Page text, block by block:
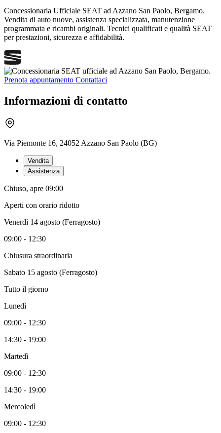
Concessionaria Ufficiale SEAT ad Azzano San Paolo, Bergamo.
Vendita di auto nuove, assistenza specializzata, manutenzione
programmata e ricambi originali. Tecnici qualificati e qualità SEAT
per prestazioni, sicurezza e affidabilità.
Prenota appuntamento Contattaci
Informazioni di contatto
Via Piemonte 16, 24052 Azzano San Paolo (BG)
Vendita
Assistenza
Chiuso, apre 09:00
Aperti con orario ridotto
Venerdì 14 agosto (Ferragosto)
09:00 - 12:30
Chiusura straordinaria
Sabato 15 agosto (Ferragosto)
Tutto il giorno
Lunedì
09:00 - 12:30
14:30 - 19:00
Martedì
09:00 - 12:30
14:30 - 19:00
Mercoledì
09:00 - 12:30